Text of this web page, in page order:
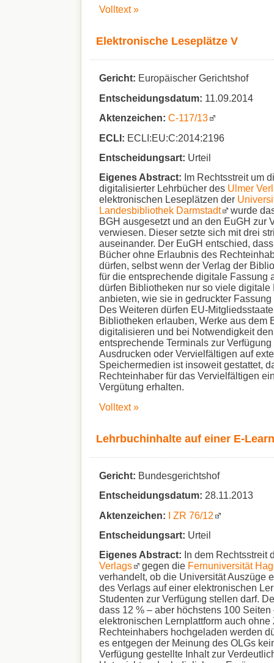
Volltext »
Elektronische Leseplätze V
Gericht: Europäischer Gerichtshof
Entscheidungsdatum: 11.09.2014
Aktenzeichen: C-117/13
ECLI: ECLI:EU:C:2014:2196
Entscheidungsart: Urteil
Eigenes Abstract: Im Rechtsstreit um
digitalisierter Lehrbücher des Ulmer
elektronischen Leseplätzen der
Landesbibliothek Darmstadt
wurde
BGH ausgesetzt und an den EuGH zur
verwiesen. Dieser setzte sich mit drei
auseinander. Der EuGH entschied,
Bücher ohne Erlaubnis des
dürfen, selbst wenn der Verlag der
für die entsprechende digitale Fassung
dürfen Bibliotheken nur so viele digitale
anbieten, wie sie in gedruckter
Des Weiteren dürfen EU-
Bibliotheken erlauben, Werke aus dem
digitalisieren und bei Notwendigkeit
entsprechende Terminals zur
Ausdrucken oder Vervielfältigen auf
Speichermedien ist insoweit gestattet,
Rechteinhaber für das Vervielfältigen
Vergütung erhalten.
Volltext »
Lehrbuchinhalte auf einer E-
Gericht: Bundesgerichtshof
Entscheidungsdatum: 28.11.2013
Aktenzeichen: I ZR 76/12
Entscheidungsart: Urteil
Eigenes Abstract: In dem Rechtsstreit
Verlags
gegen die Fernuniversität
verhandelt, ob die Universität Auszüge
des Verlags auf einer elektronischen
Studenten zur Verfügung stellen darf.
dass 12 % – aber höchstens 100 Seiten
elektronischen Lernplattform auch ohne
Rechteinhabers hochgeladen werden
es entgegen der Meinung des OLGs
Verfügung gestellte Inhalt zur